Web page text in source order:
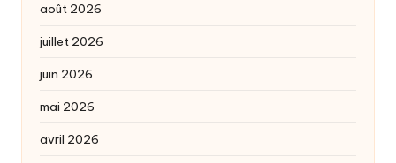
août 2026
juillet 2026
juin 2026
mai 2026
avril 2026